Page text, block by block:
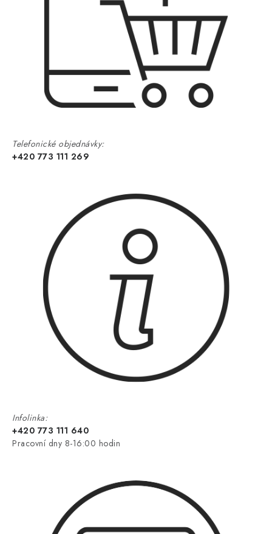
Telefonické objednávky:
+420 773 111 269
Infolinka:
+420 773 111 640
Pracovní dny 8-16:00 hodin